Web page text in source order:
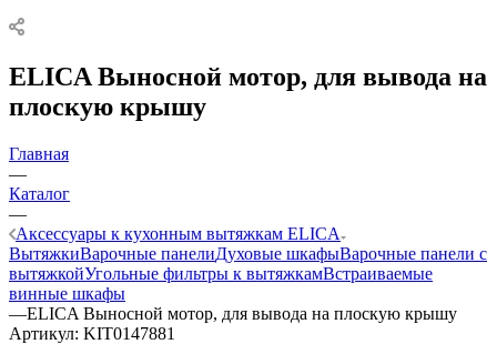
ELICA Выносной мотор, для вывода на
плоскую крышу
Главная
—
Каталог
—
Аксессуары к кухонным вытяжкам ELICA
ВытяжкиВарочные панелиДуховые шкафыВарочные панели с
вытяжкойУгольные фильтры к вытяжкамВстраиваемые
винные шкафы
—ELICA Выносной мотор, для вывода на плоскую крышу
Артикул: KIT0147881